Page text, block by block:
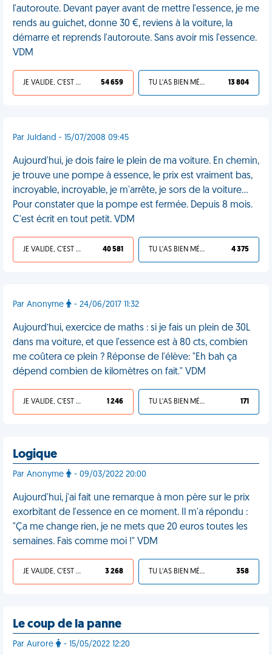
l'autoroute. Devant payer avant de mettre l'essence, je me
rends au guichet, donne 30 €, reviens à la voiture, la
démarre et reprends l'autoroute. Sans avoir mis l'essence.
VDM
JE VALIDE, C'EST UNE VDM 54 659 TU L'AS BIEN MÉRITÉ 13 804
Par Juldand - 15/07/2008 09:45
Aujourd'hui, je dois faire le plein de ma voiture. En chemin,
je trouve une pompe à essence, le prix est vraiment bas,
incroyable, incroyable, je m'arrête, je sors de la voiture...
Pour constater que la pompe est fermée. Depuis 8 mois.
C'est écrit en tout petit. VDM
JE VALIDE, C'EST UNE VDM 40 581 TU L'AS BIEN MÉRITÉ 4 375
Par Anonyme - 24/06/2017 11:32
Aujourd’hui, exercice de maths : si je fais un plein de 30L
dans ma voiture, et que l'essence est à 80 cts, combien
me coûtera ce plein ? Réponse de l'élève: "Eh bah ça
dépend combien de kilomètres on fait." VDM
JE VALIDE, C'EST UNE VDM 1 246 TU L'AS BIEN MÉRITÉ 171
Logique
Par Anonyme - 09/03/2022 20:00
Aujourd'hui, j'ai fait une remarque à mon père sur le prix
exorbitant de l'essence en ce moment. Il m'a répondu :
"Ça me change rien, je ne mets que 20 euros toutes les
semaines. Fais comme moi !" VDM
JE VALIDE, C'EST UNE VDM 3 268 TU L'AS BIEN MÉRITÉ 358
Le coup de la panne
Par Aurore - 15/05/2022 12:20